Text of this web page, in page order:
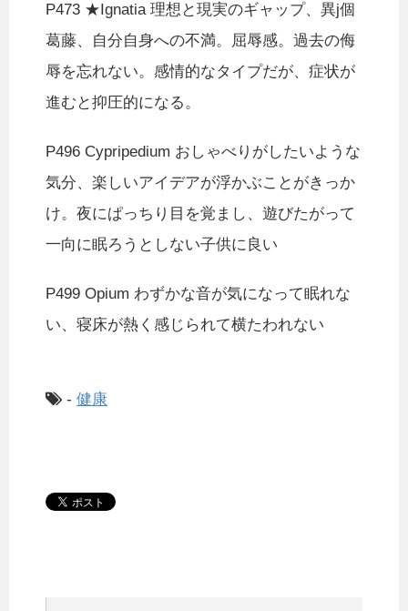
P473 ★Ignatia 理想と現実のギャップ、異j個
葛藤、自分自身への不満。屈辱感。過去の侮
辱を忘れない。感情的なタイプだが、症状が
進むと抑圧的になる。
P496 Cypripedium おしゃべりがしたいような
気分、楽しいアイデアが浮かぶことがきっか
け。夜にぱっちり目を覚まし、遊びたがって
一向に眠ろうとしない子供に良い
P499 Opium わずかな音が気になって眠れな
い、寝床が熱く感じられて横たわれない
- 健康